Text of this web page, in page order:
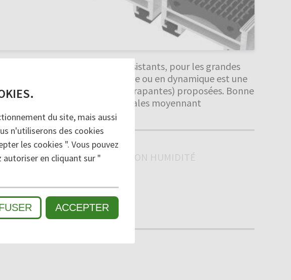
du site, mais aussi
n'utiliserons des cookies
les cookies ". Vous pouvez
en cliquant sur "
ACCEPTER
de largeur 39 mm, très résistants, pour les grandes
charges lourdes en statique ou en dynamique est une
sont les finitions (anti dérapantes) proposées. Bonne
dimensions. Formes spéciales moyennant
3 SALETÉ FINE / ABSORPTION HUMIDITÉ